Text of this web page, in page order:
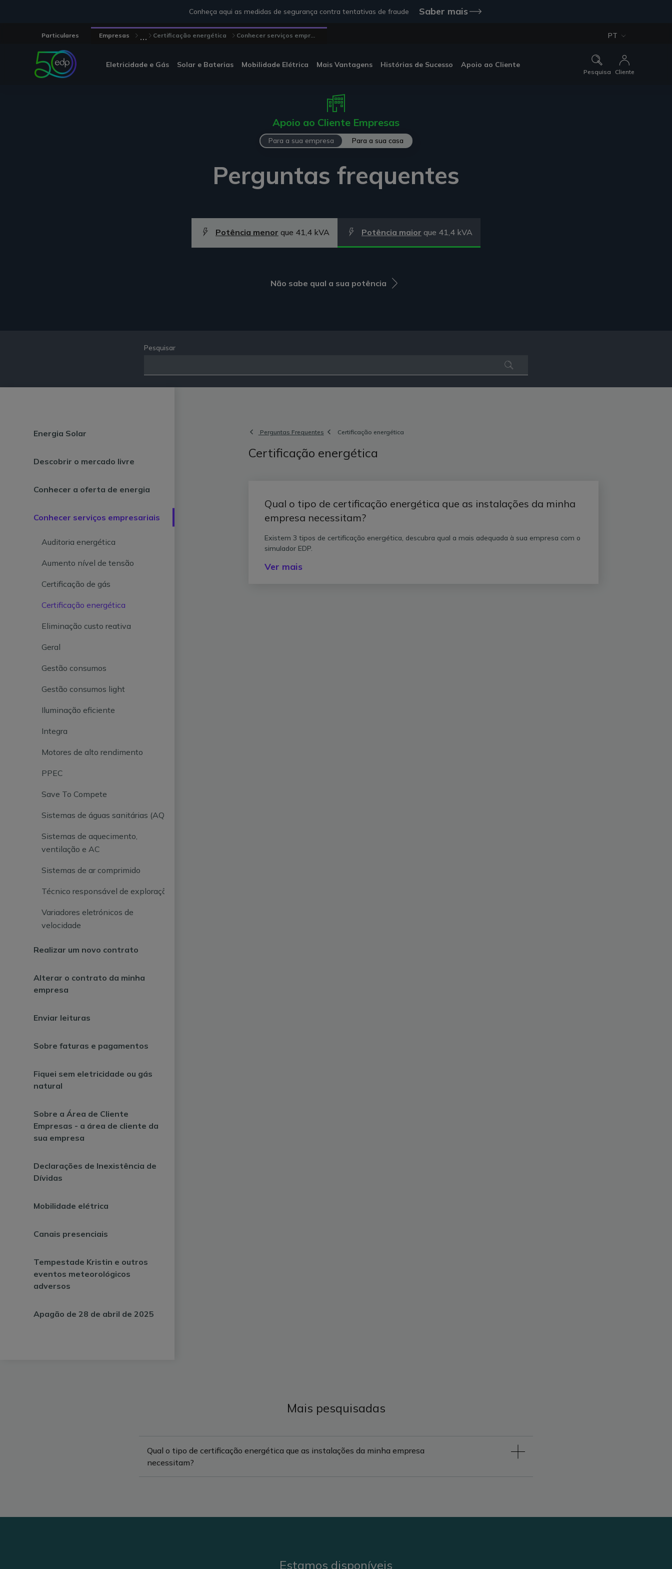
Conheça aqui as medidas de segurança contra tentativas de fraude Saber mais
Particulares Empresas ... Certificação energética Conhecer serviços empr... PT
Eletricidade e Gás Solar e Baterias Mobilidade Elétrica Mais Vantagens Histórias de Sucesso Apoio ao Cliente
Pesquisa Cliente
Apoio ao Cliente Empresas
Para a sua empresa Para a sua casa
Perguntas frequentes
Potência menor que 41,4 kVA Potência maior que 41,4 kVA
Não sabe qual a sua potência
Pesquisar
Energia Solar
Descobrir o mercado livre
Conhecer a oferta de energia
Conhecer serviços empresariais
Auditoria energética
Aumento nível de tensão
Certificação de gás
Certificação energética
Eliminação custo reativa
Geral
Gestão consumos
Gestão consumos light
Iluminação eficiente
Integra
Motores de alto rendimento
PPEC
Save To Compete
Sistemas de águas sanitárias (AQS)
Sistemas de aquecimento,
ventilação e AC
Sistemas de ar comprimido
Técnico responsável de exploração
Variadores eletrónicos de
velocidade
Realizar um novo contrato
Alterar o contrato da minha
empresa
Enviar leituras
Sobre faturas e pagamentos
Fiquei sem eletricidade ou gás
natural
Sobre a Área de Cliente
Empresas - a área de cliente da
sua empresa
Declarações de Inexistência de
Dívidas
Mobilidade elétrica
Canais presenciais
Tempestade Kristin e outros
eventos meteorológicos
adversos
Apagão de 28 de abril de 2025
Perguntas Frequentes Certificação energética
Certificação energética
Qual o tipo de certificação energética que as instalações da minha
empresa necessitam?
Existem 3 tipos de certificação energética, descubra qual a mais adequada à sua empresa com o
simulador EDP.
Ver mais
Mais pesquisadas
Qual o tipo de certificação energética que as instalações da minha empresa
necessitam?
Estamos disponíveis